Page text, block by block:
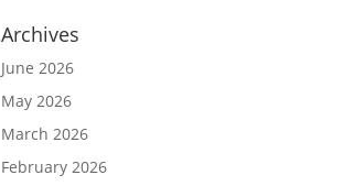
Archives
June 2026
May 2026
March 2026
February 2026